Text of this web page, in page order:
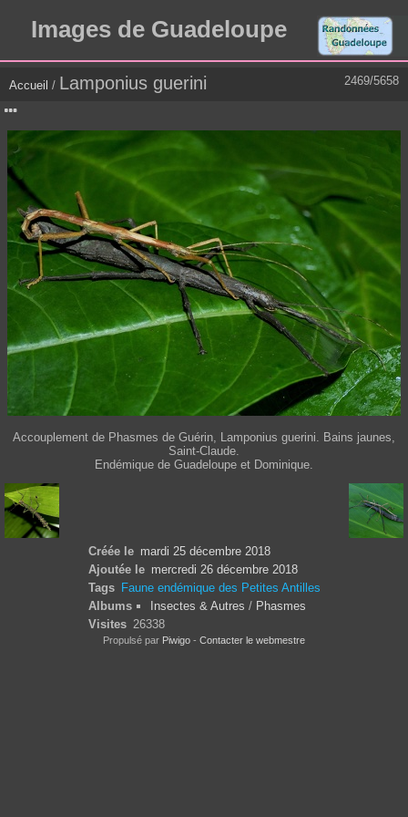
Images de Guadeloupe
2469/5658
Accueil / Lamponius guerini
Accouplement de Phasmes de Guérin, Lamponius guerini. Bains jaunes,
Saint-Claude.
Endémique de Guadeloupe et Dominique.
Créée le mardi 25 décembre 2018
Ajoutée le mercredi 26 décembre 2018
Tags Faune endémique des Petites Antilles
Albums
Insectes & Autres / Phasmes
Visites 26338
Propulsé par Piwigo - Contacter le webmestre